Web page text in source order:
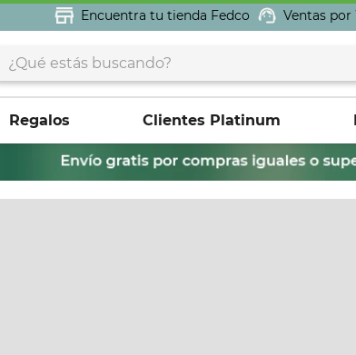
Encuentra tu tienda Fedco Ventas por
¿Qué estás buscando?
Regalos Clientes Platinum